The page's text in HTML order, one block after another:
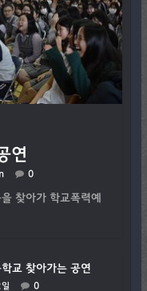
연
0
찾아가 학교폭력예
교 찾아가는 공연
0